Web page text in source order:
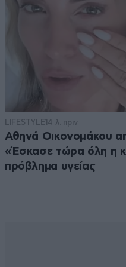
LIFESTYLE14 λ. πριν
Αθηνά Οικονομάκου
«Έσκασε τώρα όλη η
πρόβλημα υγείας